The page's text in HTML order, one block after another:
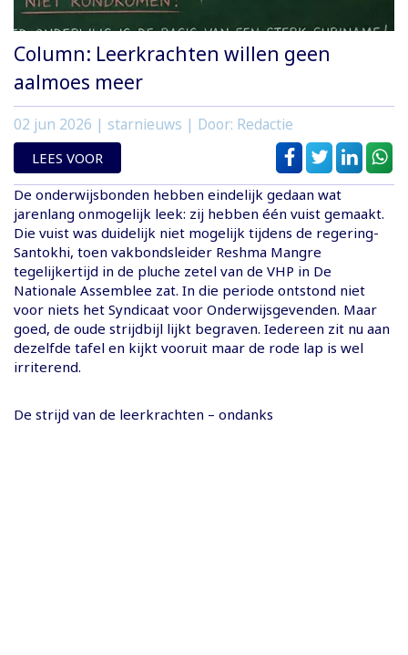
Column: Leerkrachten willen geen
aalmoes meer
02 jun 2026 | starnieuws | Door: Redactie
LEES VOOR
De onderwijsbonden hebben eindelijk gedaan wat
jarenlang onmogelijk leek: zij hebben één vuist gemaakt.
Die vuist was duidelijk niet mogelijk tijdens de regering-
Santokhi, toen vakbondsleider Reshma Mangre
tegelijkertijd in de pluche zetel van de VHP in De
Nationale Assemblee zat. In die periode ontstond niet
voor niets het Syndicaat voor Onderwijsgevenden. Maar
goed, de oude strijdbijl lijkt begraven. Iedereen zit nu aan
dezelfde tafel en kijkt vooruit maar de rode lap is wel
irriterend.
De strijd van de leerkrachten – ondanks